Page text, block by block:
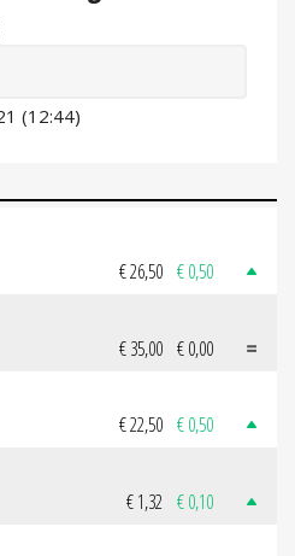
(12:44)
€ 26,50 € 0,50
€ 35,00 € 0,00
€ 22,50 € 0,50
€ 1,32 € 0,10